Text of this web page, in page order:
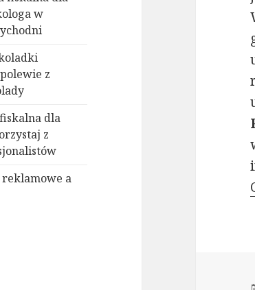
w
z
dla
z
a